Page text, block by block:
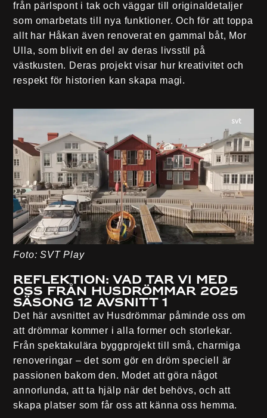
från pärlspont i tak och väggar till originaldetaljer
som omarbetats till nya funktioner. Och för att toppa
allt har Håkan även renoverat en gammal båt, Mor
Ulla, som blivit en del av deras livsstil på
västkusten. Deras projekt visar hur kreativitet och
respekt för historien kan skapa magi.
Foto: SVT Play
Reflektion: Vad tar vi med
oss från Husdrömmar 2025
säsong 12 avsnitt 1
Det här avsnittet av Husdrömmar påminde oss om
att drömmar kommer i alla former och storlekar.
Från spektakulära byggprojekt till små, charmiga
renoveringar – det som gör en dröm speciell är
passionen bakom den. Modet att göra något
annorlunda, att ta hjälp när det behövs, och att
skapa platser som får oss att känna oss hemma.